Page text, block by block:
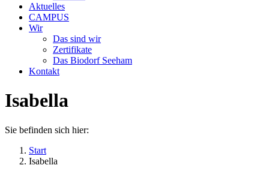
Aktuelles
CAMPUS
Wir
Das sind wir
Zertifikate
Das Biodorf Seeham
Kontakt
Isabella
Sie befinden sich hier:
Start
Isabella